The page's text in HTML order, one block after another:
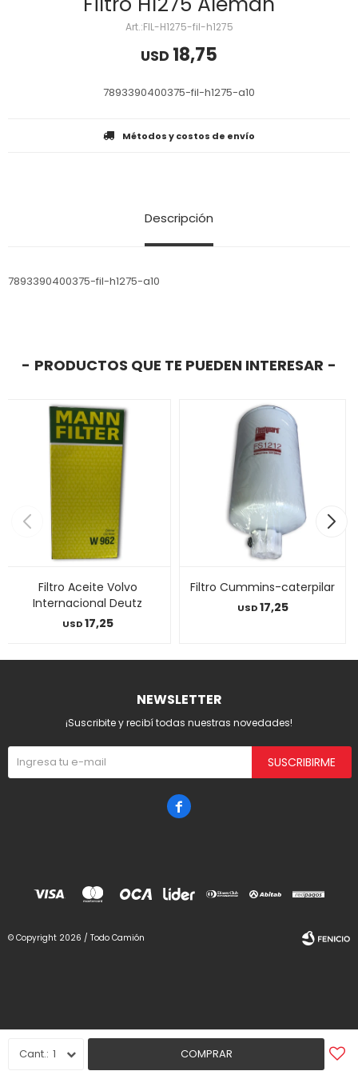
FIL-H1275-fil-h1275
USD 18,75
7893390400375-fil-h1275-a10
1 COMPRAR
Métodos y costos de envío
Descripción
7893390400375-fil-h1275-a10
PRODUCTOS QUE TE PUEDEN INTERESAR
Filtro Aceite Volvo
Internacional Deutz
USD17,25
Filtro Cummins-caterpilar
USD17,25
NEWSLETTER
¡Suscribite y recibí todas nuestras novedades!
SUSCRIBIRME

© Copyright 2026 / Todo Camión
Fenicio